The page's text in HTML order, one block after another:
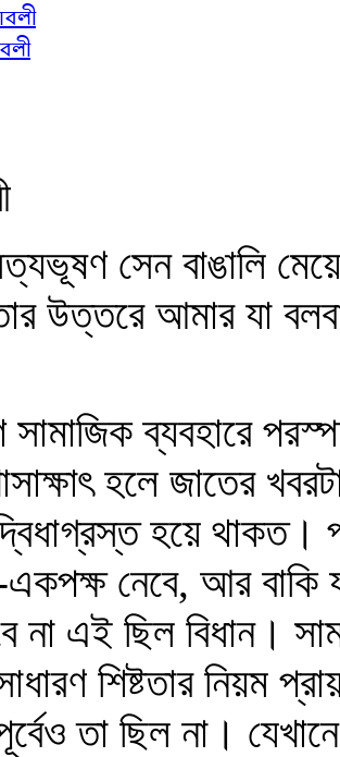
সেন বাঙালি
উত্তরে আমার যা
সামাজিক ব্যবহারে
হলে জাতের
হয়ে থাকত।
নেবে, আর বাকি
না এই ছিল বিধান।
শিষ্টতার নিয়ম
তা ছিল না।